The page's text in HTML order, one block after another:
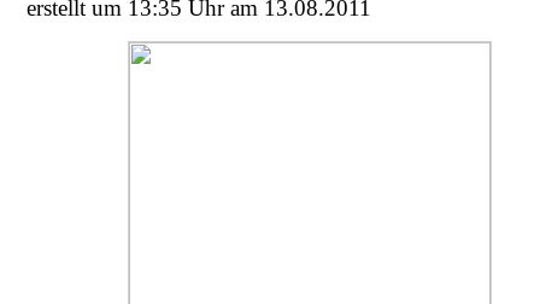
erstellt um 13:35 Uhr am 13.08.2011